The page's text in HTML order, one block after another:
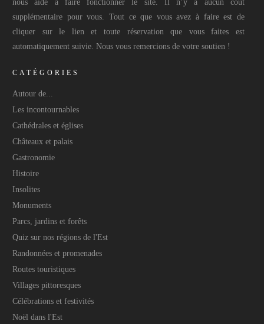
nous aide à faire fonctionner le site. Il n’y a aucun coût
supplémentaire pour vous. Tout ce que vous avez à faire est de
cliquer sur le lien et toute réservation que vous faites est
automatiquement suivie. Nous vous remercions de votre soutien !
CATÉGORIES
Autour de...
Les incontournables
Cathédrales et églises
Châteaux et palais
Gastronomie
Histoire
Insolites
Monuments
Parcs, jardins et forêts
Quiz sur nos régions de l'Est
Randonnées et promenades
Routes touristiques
Villages pittoresques
Célébrations et festivités
Noël dans l'Est